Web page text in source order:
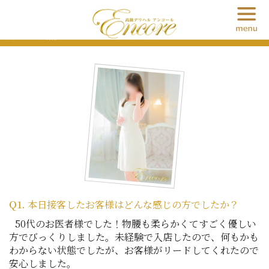
実際の在籍女性の本音 ～小鳥遊 ゆうか～
Q1. 本日接客したお客様はどんな感じの方でしたか？
50代のお医者様でした！物腰も柔らかくてすごく優しい
方でびっくりしました。未経験で入店したので、何もかも
わからない状態でしたが、お客様がリードしてくれたので
安心しました。